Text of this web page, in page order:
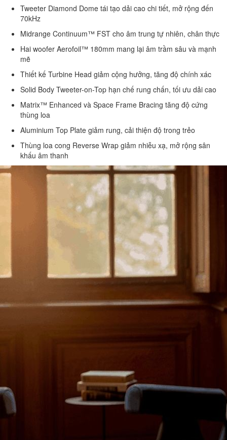
Tweeter Diamond Dome tái tạo dải cao chi tiết, mở rộng đến
70kHz
Midrange Continuum™ FST cho âm trung tự nhiên, chân thực
Hai woofer Aerofoil™ 180mm mang lại âm trầm sâu và mạnh
mẽ
Thiết kế Turbine Head giảm cộng hưởng, tăng độ chính xác
Solid Body Tweeter-on-Top hạn chế rung chấn, tối ưu dải cao
Matrix™ Enhanced và Space Frame Bracing tăng độ cứng
thùng loa
Aluminium Top Plate giảm rung, cải thiện độ trong trẻo
Thùng loa cong Reverse Wrap giảm nhiễu xạ, mở rộng sân
khấu âm thanh